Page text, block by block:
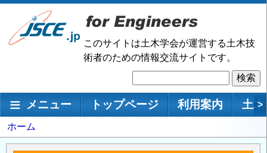
メ
ン
移
このサイトは土木学会が運営する土木技
術者のための情報交流サイトです。
索
メインナビゲーション
メニュー トップページ 利用案内 土 >
パ
ン
ホーム